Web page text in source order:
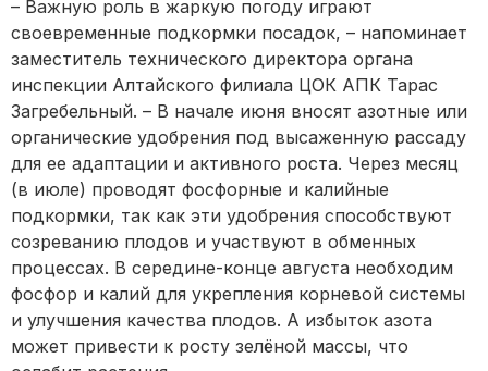
– Важную роль в жаркую погоду играют
своевременные подкормки посадок, – напоминает
заместитель технического директора органа
инспекции Алтайского филиала ЦОК АПК Тарас
Загребельный. – В начале июня вносят азотные или
органические удобрения под высаженную рассаду
для ее адаптации и активного роста. Через месяц
(в июле) проводят фосфорные и калийные
подкормки, так как эти удобрения способствуют
созреванию плодов и участвуют в обменных
процессах. В середине-конце августа необходим
фосфор и калий для укрепления корневой системы
и улучшения качества плодов. А избыток азота
может привести к росту зелёной массы, что